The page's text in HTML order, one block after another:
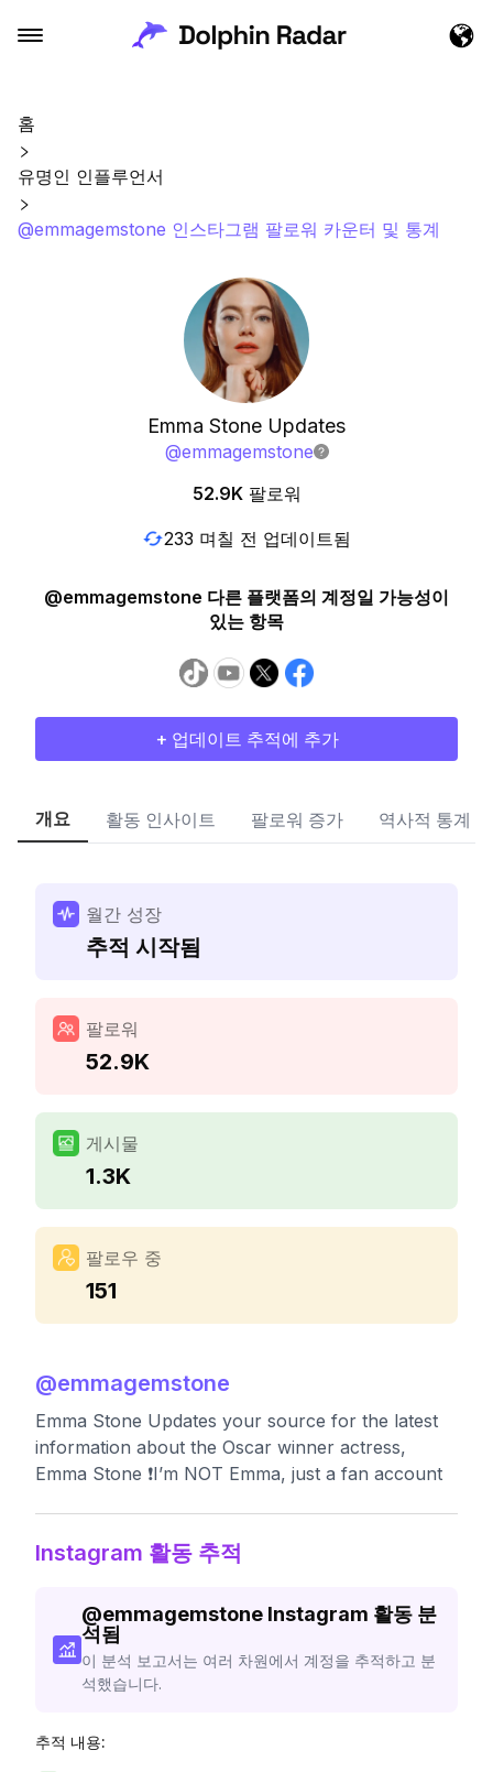
홈
유명인 인플루언서
@emmagemstone 인스타그램 팔로워 카운터 및 통계
Emma Stone Updates
@emmagemstone
52.9K 팔로워
233 며칠 전 업데이트됨
@emmagemstone 다른 플랫폼의 계정일 가능성이
있는 항목
+ 업데이트 추적에 추가
개요 활동 인사이트 팔로워 증가 역사적 통계
월간 성장
추적 시작됨
팔로워
52.9K
게시물
1.3K
팔로우 중
151
@emmagemstone
Emma Stone Updates your source for the latest
information about the Oscar winner actress,
Emma Stone ❗️I’m NOT Emma, just a fan account
Instagram 활동 추적
@emmagemstone Instagram 활동 분
석됨
이 분석 보고서는 여러 차원에서 계정을 추적하고 분
석했습니다.
추적 내용: